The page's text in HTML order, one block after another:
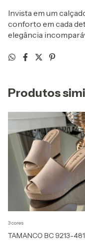
Invista em um
conforto em cada
elegância
Produtos
TAMANCO BC 9213-481
3 cores